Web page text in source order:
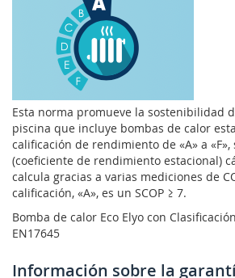
Esta norma promueve la sostenibilidad
piscina que incluye bombas de calor
calificación de rendimiento de «A» a «F»,
(coeficiente de rendimiento estacional)
calcula gracias a varias mediciones de
calificación, «A», es un SCOP ≥ 7.
Bomba de calor Eco Elyo con
EN17645
Información sobre la